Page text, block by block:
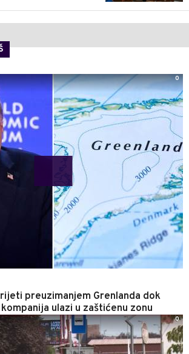
preuzimanjem Grenlanda dok
ulazi u zaštićenu zonu
0
0